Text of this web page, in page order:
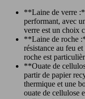
**Laine de verre
performant, avec
verre est un choix
**Laine de roche
résistance au feu
roche est
**Ouate de
partir de papier
thermique et une
ouate de cellulose